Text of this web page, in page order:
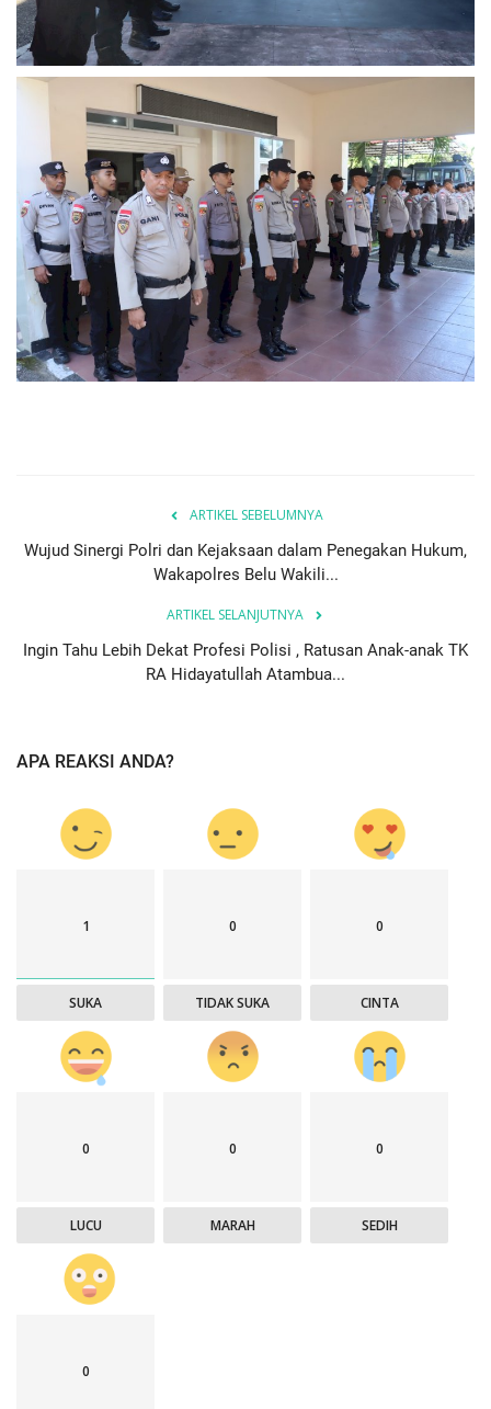
ARTIKEL SEBELUMNYA
Wujud Sinergi Polri dan Kejaksaan dalam Penegakan Hukum,
Wakapolres Belu Wakili...
ARTIKEL SELANJUTNYA
Ingin Tahu Lebih Dekat Profesi Polisi , Ratusan Anak-anak TK
RA Hidayatullah Atambua...
APA REAKSI ANDA?
1
SUKA
0
TIDAK SUKA
0
CINTA
0
LUCU
0
MARAH
0
SEDIH
0